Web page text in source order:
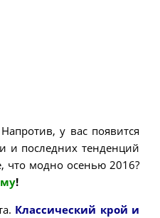
у вас появится
и последних тенденций
что модно осенью 2016?
!
Классический крой и